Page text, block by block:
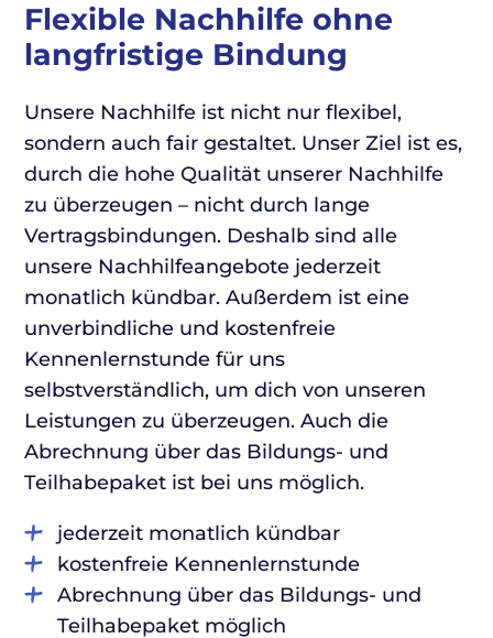
Flexible Nachhilfe ohne
langfristige Bindung
Unsere Nachhilfe ist nicht nur flexibel,
sondern auch fair gestaltet. Unser Ziel ist es,
durch die hohe Qualität unserer Nachhilfe
zu überzeugen – nicht durch lange
Vertragsbindungen. Deshalb sind alle
unsere Nachhilfeangebote jederzeit
monatlich kündbar. Außerdem ist eine
unverbindliche und kostenfreie
Kennenlernstunde für uns
selbstverständlich, um dich von unseren
Leistungen zu überzeugen. Auch die
Abrechnung über das Bildungs- und
Teilhabepaket ist bei uns möglich.
jederzeit monatlich kündbar
kostenfreie Kennenlernstunde
Abrechnung über das Bildungs- und
Teilhabepaket möglich